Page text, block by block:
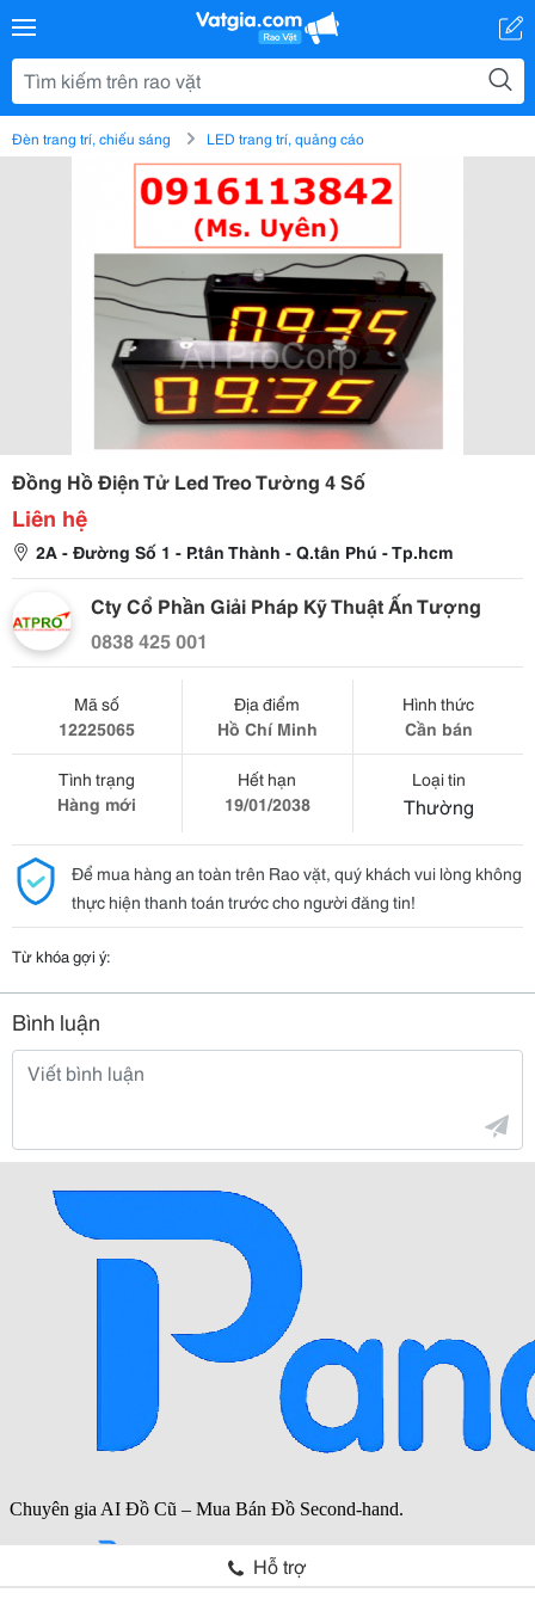
Đèn trang trí, chiếu sáng LED trang trí, quảng cáo
Đồng Hồ Điện Tử Led Treo Tường 4 Số
Liên hệ
2A - Đường Số 1 - P.tân Thành - Q.tân Phú - Tp.hcm
Cty Cổ Phần Giải Pháp Kỹ Thuật Ấn Tượng
0838 425 001
Mã số
12225065
Địa điểm
Hồ Chí Minh
Hình thức
Cần bán
Tình trạng
Hàng mới
Hết hạn
19/01/2038
Loại tin
Thường
Để mua hàng an toàn trên Rao vặt, quý khách vui lòng không
thực hiện thanh toán trước cho người đăng tin!
Từ khóa gợi ý:
Bình luận
Hỗ trợ